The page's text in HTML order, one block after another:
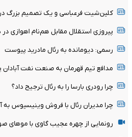
کلین‌شیت فرعباسی و یک تصمیم بزرگ
پیروزی استقلال مقابل هم‌نام اهوازی در
رسمی: دیومانده به رئال مادرید پیوست
مدافع تیم قهرمان به صنعت نفت
چرا رودری بارسا را به رئال ترجیح داد؟
چرا مدیران رئال با فروش وینیسیوس به
رونمایی از چهره عجیب گاوی با موهای